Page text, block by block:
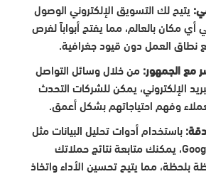
يتيح لك التسويق الإلكتروني الوصول
أي مكان بالعالم، مما يفتح أبواباً لفرص
نطاق العمل دون قيود جغرافية.
مع الجمهور: من خلال وسائل التواصل
الإلكتروني، يمكن للشركات التحدث
وفهم احتياجاتهم بشكل أعمق.
باستخدام أدوات تحليل البيانات مثل
Google Analytics، يمكنك متابعة نتائج حملاتك
بلحظة، مما يتيح تحسين الأداء واتخاذ